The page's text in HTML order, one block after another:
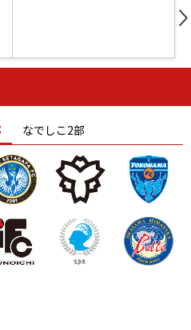
石人の星
静岡 愛媛Ｌ
なでしこ2部